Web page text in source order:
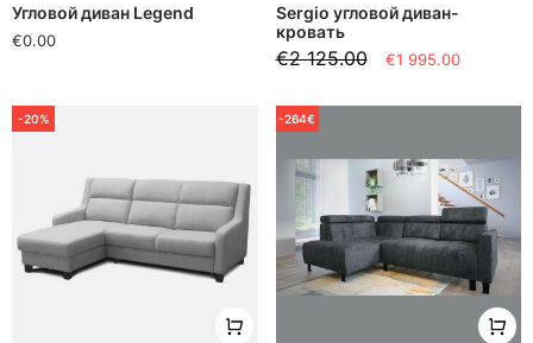
Угловой диван Legend
€0.00
Sergio угловой диван-
кровать
€2 125.00 €1 995.00
-20% -264€